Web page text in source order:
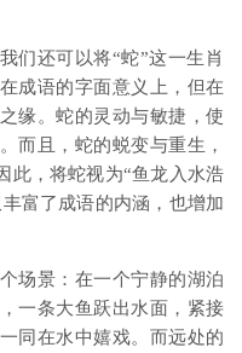
们还可以将“蛇”这一生肖
成语的字面意义上，但在
缘。蛇的灵动与敏捷，使
而且，蛇的蜕变与重生，
此，将蛇视为“鱼龙入水浩
富了成语的内涵，也增加
场景：在一个宁静的湖泊
一条大鱼跃出水面，紧接
同在水中嬉戏。而远处的